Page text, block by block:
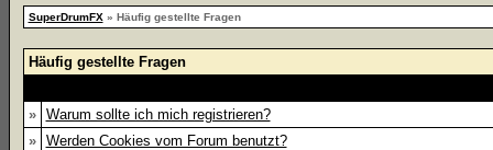
SuperDrumFX» Häufig gestellte Fragen
Häufig gestellte Fragen
»
Warum sollte ich mich registrieren?
»
Werden Cookies vom Forum benutzt?